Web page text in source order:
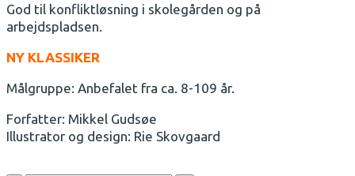
God til konfliktløsning i skolegården og på
arbejdspladsen.
NY KLASSIKER
Målgruppe: Anbefalet fra ca. 8-109 år.
Forfatter: Mikkel Gudsøe
Illustrator og design: Rie Skovgaard